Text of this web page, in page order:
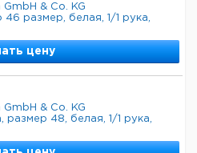
& Co. KG
размер, белая, 1/1 рука,
цену
& Co. KG
48, белая, 1/1 рука,